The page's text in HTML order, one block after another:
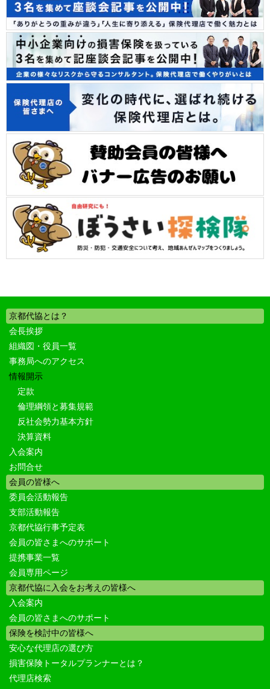
京都代協とは？
会長挨拶
組織図・役員一覧
事務局へのアクセス
情報開示
定款
倫理綱領と募集規範
反社会勢力基本方針
決算資料
入会案内
お問合せ
会員の皆様へ
委員会活動報告
支部活動報告
京都代協行事予定表
会員の皆さまへのサポート
提携事業一覧
会員専用ページ
京都代協に入会をお考えの皆様へ
入会案内
会員の皆さまへのサポート
保険を検討中の皆様へ
安心な代理店の選び方
損害保険トータルプランナーとは？
代理店検索